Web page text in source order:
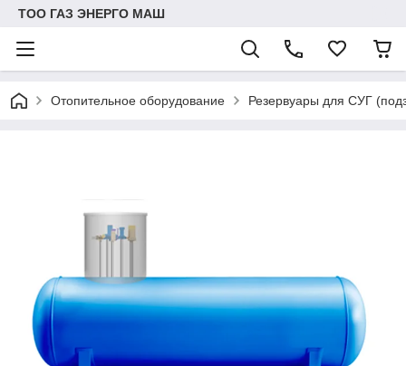
ТОО ГАЗ ЭНЕРГО МАШ
Отопительное оборудование Резервуары для СУГ